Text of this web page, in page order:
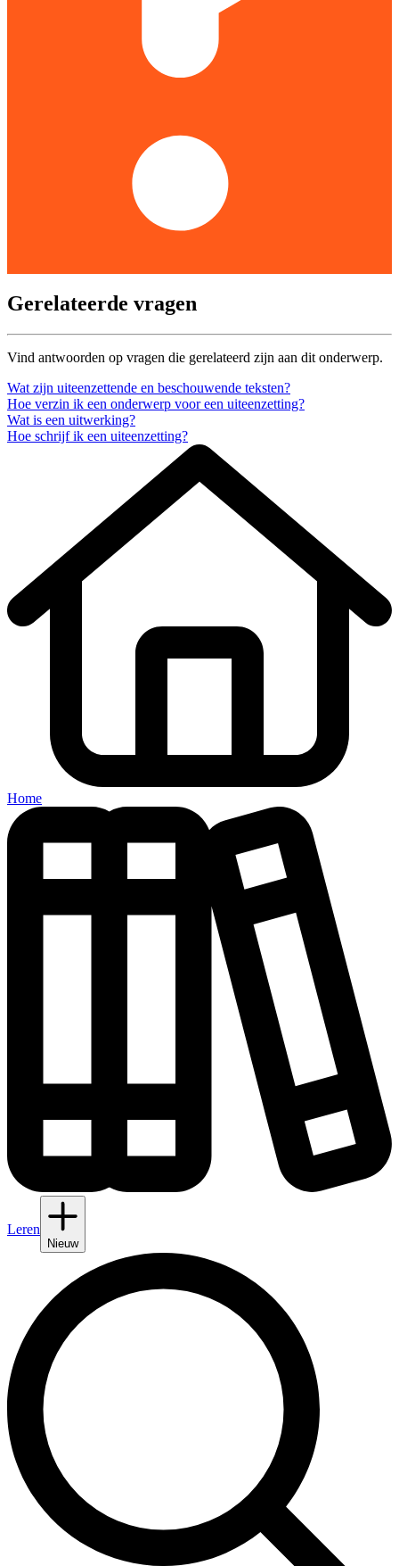
Gerelateerde vragen
Vind antwoorden op vragen die gerelateerd zijn aan dit onderwerp.
Wat zijn uiteenzettende en beschouwende teksten?
Hoe verzin ik een onderwerp voor een uiteenzetting?
Wat is een uitwerking?
Hoe schrijf ik een uiteenzetting?
Home
Leren
Nieuw